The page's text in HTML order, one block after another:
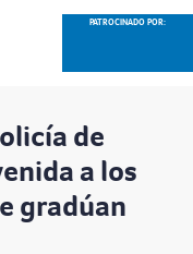
PATROCINADO POR:
de
a los
gradúan